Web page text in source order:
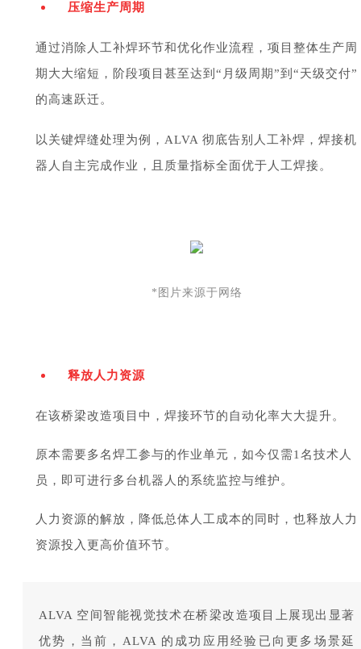
压缩生产周期
通过消除人工补焊环节和优化作业流程，项目整体生产周
期大大缩短，阶段项目甚至达到“月级周期”到“天级交付”
的高速跃迁。
以关键焊缝处理为例，ALVA 彻底告别人工补焊，焊接机
器人自主完成作业，且质量指标全面优于人工焊接。
*图片来源于网络
释放人力资源
在该桥梁改造项目中，焊接环节的自动化率大大提升。
原本需要多名焊工参与的作业单元，如今仅需1名技术人
员，即可进行多台机器人的系统监控与维护。
人力资源的解放，降低总体人工成本的同时，也释放人力
资源投入更高价值环节。
ALVA 空间智能视觉技术在桥梁改造项目上展现出显著
优势，当前，ALVA 的成功应用经验已向更多场景延